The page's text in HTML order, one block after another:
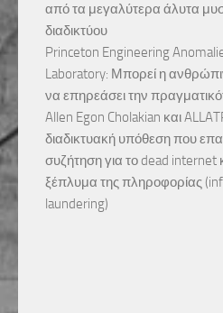
από τα μεγαλύτερα άλυτα
διαδικτύου
Princeton Engineering
Laboratory: Μπορεί η
να επηρεάσει την
Allen Egon Cholakian και
διαδικτυακή υπόθεση που
συζήτηση για το dead internet
ξέπλυμα της πληροφορίας
laundering)